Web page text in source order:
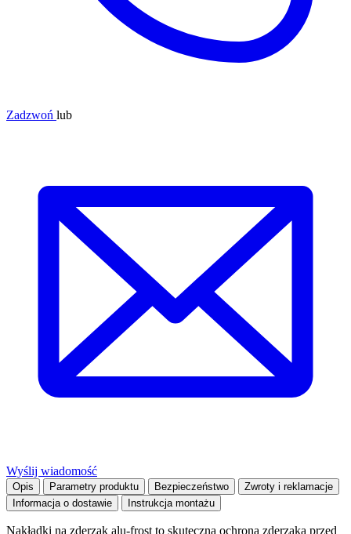
Zadzwoń lub
Wyślij wiadomość
Opis Parametry produktu Bezpieczeństwo
Zwroty i reklamacje
Informacja o dostawie
Instrukcja montażu
Nakładki na zderzak alu-frost to skuteczna ochrona zderzaka przed